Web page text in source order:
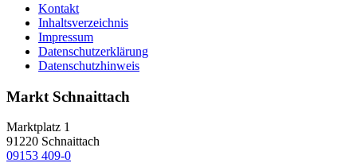
Kontakt
Inhaltsverzeichnis
Impressum
Datenschutzerklärung
Datenschutzhinweis
Markt Schnaittach
Marktplatz 1
91220 Schnaittach
09153 409-0